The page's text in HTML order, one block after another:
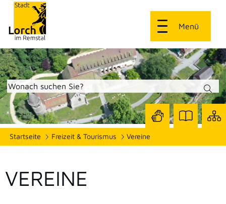
Menü
Startseite Freizeit & Tourismus Vereine
mit
Seite
mit
VEREINE